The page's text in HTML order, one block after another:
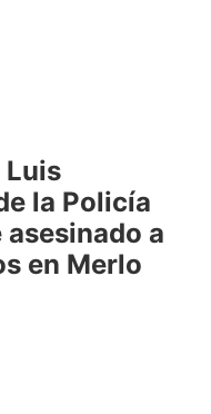
Luis
la Policía
a
en Merlo